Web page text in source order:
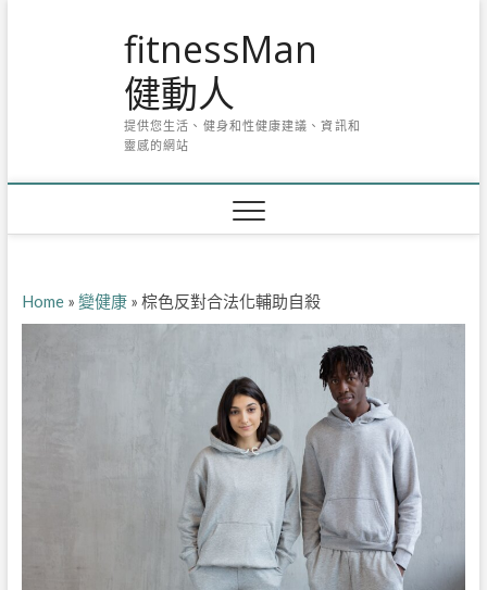
fitnessMan
健動人
提供您生活、健身和性健康建議、資訊和
靈感的網站
Home» 變健康» 棕色反對合法化輔助自殺